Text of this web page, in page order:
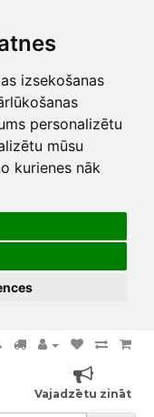
izsekošanas
personalizētu
mūsu
kurienes nāk
Vajadzētu zināt